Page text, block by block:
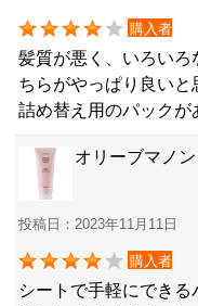
購入者
髪質が悪く、いろいろ
ちらがやっぱり良いと
詰め替え用のパックが
オリーブマノ
投稿日：2023年11月11日
購入者
シートで手軽にでき